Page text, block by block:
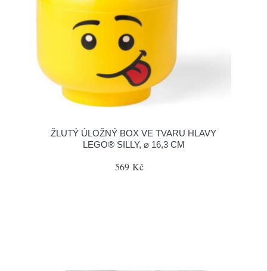
ŽLUTÝ ÚLOŽNÝ BOX VE TVARU HLAVY
LEGO® SILLY, ⌀ 16,3 CM
569 Kč